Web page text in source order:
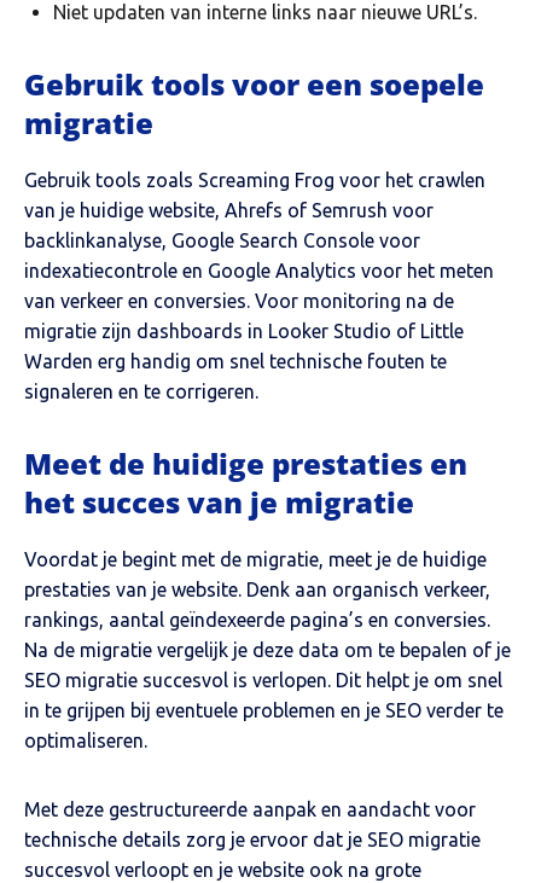
Niet updaten van interne links naar nieuwe URL’s.
Gebruik tools voor een soepele
migratie
Gebruik tools zoals Screaming Frog voor het crawlen
van je huidige website, Ahrefs of Semrush voor
backlinkanalyse, Google Search Console voor
indexatiecontrole en Google Analytics voor het meten
van verkeer en conversies. Voor monitoring na de
migratie zijn dashboards in Looker Studio of Little
Warden erg handig om snel technische fouten te
signaleren en te corrigeren.
Meet de huidige prestaties en
het succes van je migratie
Voordat je begint met de migratie, meet je de huidige
prestaties van je website. Denk aan organisch verkeer,
rankings, aantal geïndexeerde pagina’s en conversies.
Na de migratie vergelijk je deze data om te bepalen of je
SEO migratie succesvol is verlopen. Dit helpt je om snel
in te grijpen bij eventuele problemen en je SEO verder te
optimaliseren.
Met deze gestructureerde aanpak en aandacht voor
technische details zorg je ervoor dat je SEO migratie
succesvol verloopt en je website ook na grote